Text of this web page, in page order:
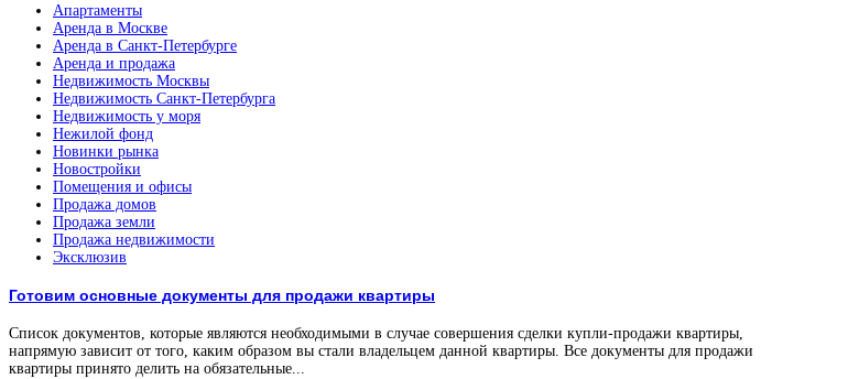
Апартаменты
Аренда в Москве
Аренда в Санкт-Петербурге
Аренда и продажа
Недвижимость Москвы
Недвижимость Санкт-Петербурга
Недвижимость у моря
Нежилой фонд
Новинки рынка
Новостройки
Помещения и офисы
Продажа домов
Продажа земли
Продажа недвижимости
Эксклюзив
Готовим основные документы для продажи квартиры
Список документов, которые являются необходимыми в случае совершения сделки купли-продажи квартиры,
напрямую зависит от того, каким образом вы стали владельцем данной квартиры. Все документы для продажи
квартиры принято делить на обязательные...